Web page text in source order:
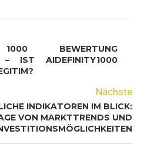
BEWERTUNG
– IST AIDEFINITY1000
Nächste
INDIKATOREN IM BLICK:
VON MARKTTRENDS UND